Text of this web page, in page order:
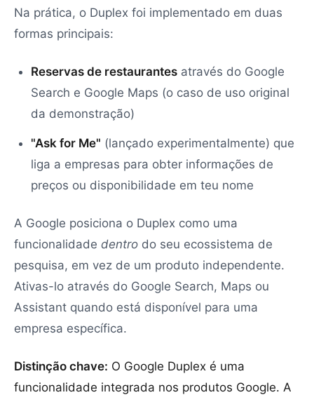
Na prática, o Duplex foi implementado em duas
formas principais:
Reservas de restaurantes através do Google
Search e Google Maps (o caso de uso original
da demonstração)
"Ask for Me" (lançado experimentalmente) que
liga a empresas para obter informações de
preços ou disponibilidade em teu nome
A Google posiciona o Duplex como uma
funcionalidade dentro do seu ecossistema de
pesquisa, em vez de um produto independente.
Ativas-lo através do Google Search, Maps ou
Assistant quando está disponível para uma
empresa específica.
Distinção chave: O Google Duplex é uma
funcionalidade integrada nos produtos Google. A